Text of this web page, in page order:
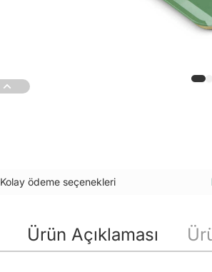
Kolay ödeme seçenekleri
Ürün Açıklaması